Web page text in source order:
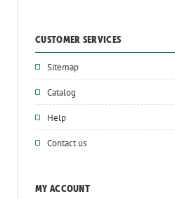
CUSTOMER SERVICES
Sitemap
Catalog
Help
Contact us
MY ACCOUNT